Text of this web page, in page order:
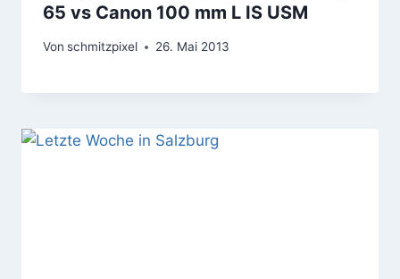
65 vs Canon 100 mm L IS USM
Von schmitzpixel 26. Mai 2013